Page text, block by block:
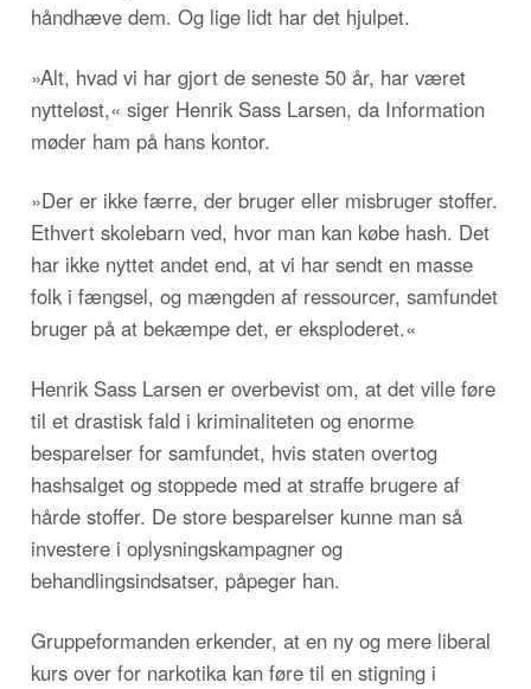
håndhæve dem. Og lige lidt har det hjulpet.
»Alt, hvad vi har gjort de seneste 50 år, har været
nytteløst,« siger Henrik Sass Larsen, da Information
møder ham på hans kontor.
»Der er ikke færre, der bruger eller misbruger stoffer.
Ethvert skolebarn ved, hvor man kan købe hash. Det
har ikke nyttet andet end, at vi har sendt en masse
folk i fængsel, og mængden af ressourcer, samfundet
bruger på at bekæmpe det, er eksploderet.«
Henrik Sass Larsen er overbevist om, at det ville føre
til et drastisk fald i kriminaliteten og enorme
besparelser for samfundet, hvis staten overtog
hashsalget og stoppede med at straffe brugere af
hårde stoffer. De store besparelser kunne man så
investere i oplysningskampagner og
behandlingsindsatser, påpeger han.
Gruppeformanden erkender, at en ny og mere liberal
kurs over for narkotika kan føre til en stigning i